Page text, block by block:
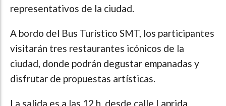
representativos de la ciudad.
A bordo del Bus Turístico SMT, los participantes
visitarán tres restaurantes icónicos de la
ciudad, donde podrán degustar empanadas y
disfrutar de propuestas artísticas.
La salida es a las 12 h, desde calle Laprida